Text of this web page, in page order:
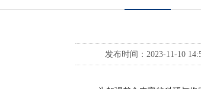
发布时间：2023-11-10